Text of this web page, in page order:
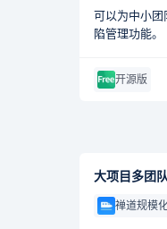
可以为中小
陷管理功能。
开源版
大项目多团
禅道规模